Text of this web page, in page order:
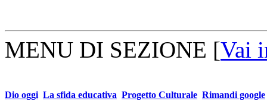
MENU DI SEZIONE [Vai
Dio oggi La sfida educativa Progetto Culturale Rimandi google